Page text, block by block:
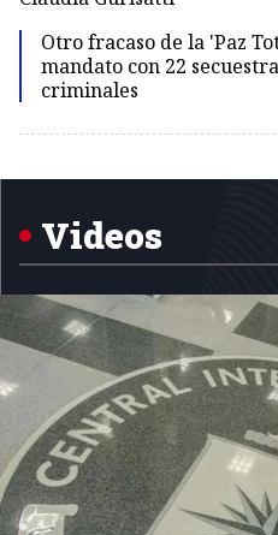
Otro fracaso de la 'Paz
mandato con 22
criminales
Videos